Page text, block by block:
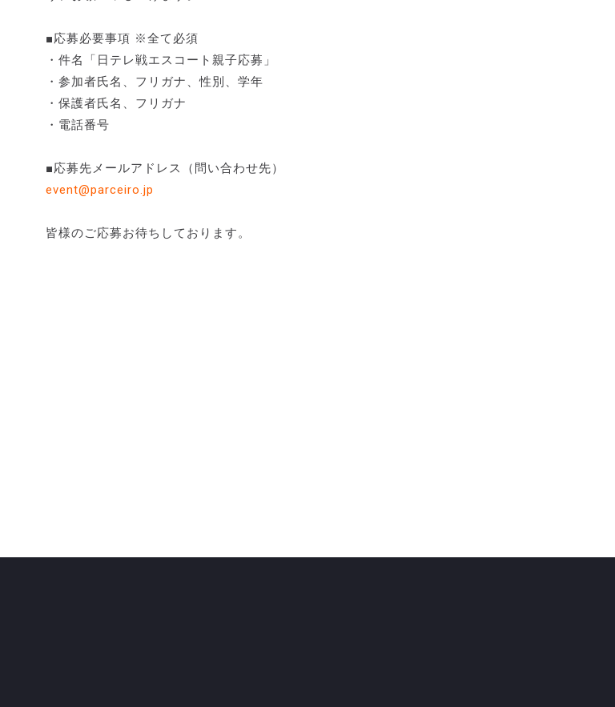
■応募必要事項 ※全て必須
・件名「日テレ戦エスコート親子応募」
・参加者氏名、フリガナ、性別、学年
・保護者氏名、フリガナ
・電話番号
■応募先メールアドレス（問い合わせ先）
event@parceiro.jp
皆様のご応募お待ちしております。